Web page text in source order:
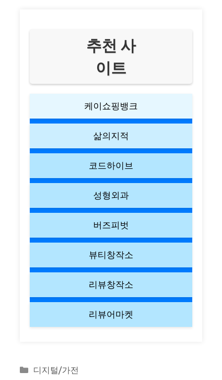
추천 사
이트
케이쇼핑뱅크
삶의지적
코드하이브
성형외과
버즈피벗
뷰티창작소
리뷰창작소
리뷰어마켓
Categories
디지털/가전